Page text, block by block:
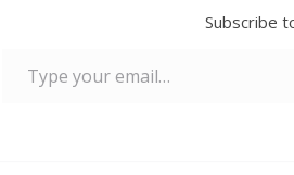
k
Subscribe